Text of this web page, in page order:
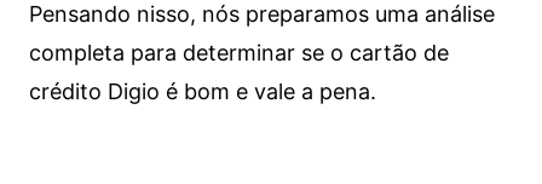
Pensando nisso, nós preparamos uma análise
completa para determinar se o cartão de
crédito Digio é bom e vale a pena.